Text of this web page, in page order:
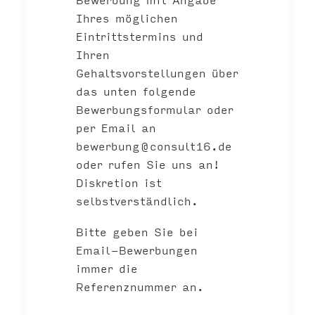
Ihres möglichen
Eintrittstermins und
Ihren
Gehaltsvorstellungen über
das unten folgende
Bewerbungsformular oder
per Email an
bewerbung@consult16.de
oder rufen Sie uns an!
Diskretion ist
selbstverständlich.
Bitte geben Sie bei
Email-Bewerbungen
immer die
Referenznummer an.